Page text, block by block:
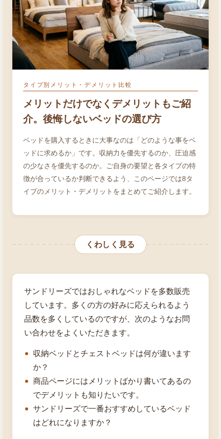
タイプ別メリット・デメリット比較
メリットだけでなくデメリットもご紹
介。後悔しないベッドの選び方
ベッドを購入するときに大事なのは「どのような事をベ
ッドに求めるか」です。収納力を優先するのか、圧迫感
の少なさを優先するのか。ご自身の要望と各タイプの特
徴が合っているか判断できるよう、このページでは8タ
イプのメリット・デメリットをまとめてご紹介します。
くわしく見る
サンドリーズではおしゃれなベッドを多数販売
しています。多くの方の好みに応えられるよう
品数を多くしているのですが、次のようなお問
い合わせをよくいただきます。
収納ベッドとチェストベッドは何が違います
か？
商品ページにはメリットばかり書いてあるの
でデメリットも知りたいです。
サンドリーズで一番おすすめしているベッド
はどれになりますか？